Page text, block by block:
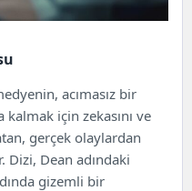
acımasız bir
için zekasını ve
gerçek olaylardan
Dean adındaki
gizemli bir